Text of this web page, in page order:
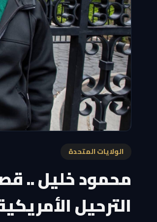
الولايات المتحدة
محمود خليل ..
الترحيل